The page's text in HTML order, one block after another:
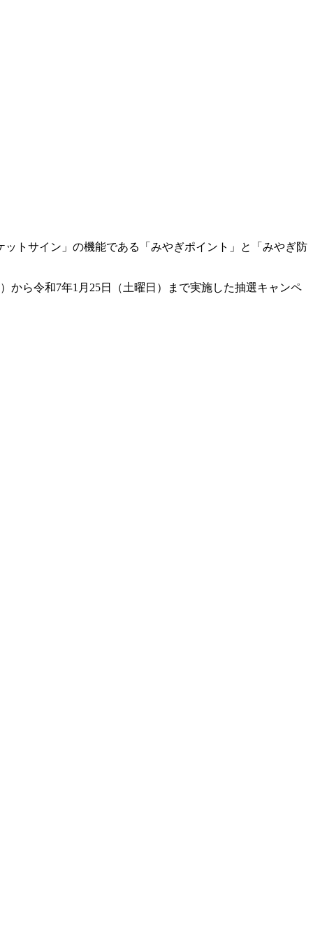
トサイン」の機能である「みやぎポイント」と「みやぎ防
から令和7年1月25日（土曜日）まで実施した抽選キャンペ